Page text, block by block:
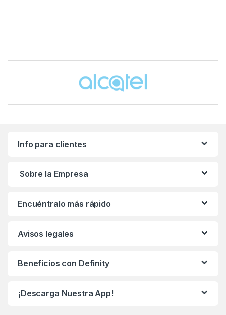
Brands Carousel
Info para clientes
Sobre la Empresa
Encuéntralo más rápido
Avisos legales
Beneficios con Definity
¡Descarga Nuestra App!